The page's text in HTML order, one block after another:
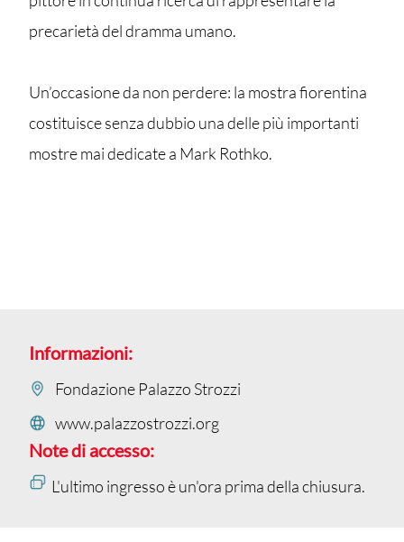
precarietà del dramma umano.
Un’occasione da non perdere: la mostra fiorentina
costituisce senza dubbio una delle più importanti
mostre mai dedicate a Mark Rothko.
Informazioni:
Fondazione Palazzo Strozzi
www.palazzostrozzi.org
Note di accesso:
L'ultimo ingresso è un'ora prima della chiusura.